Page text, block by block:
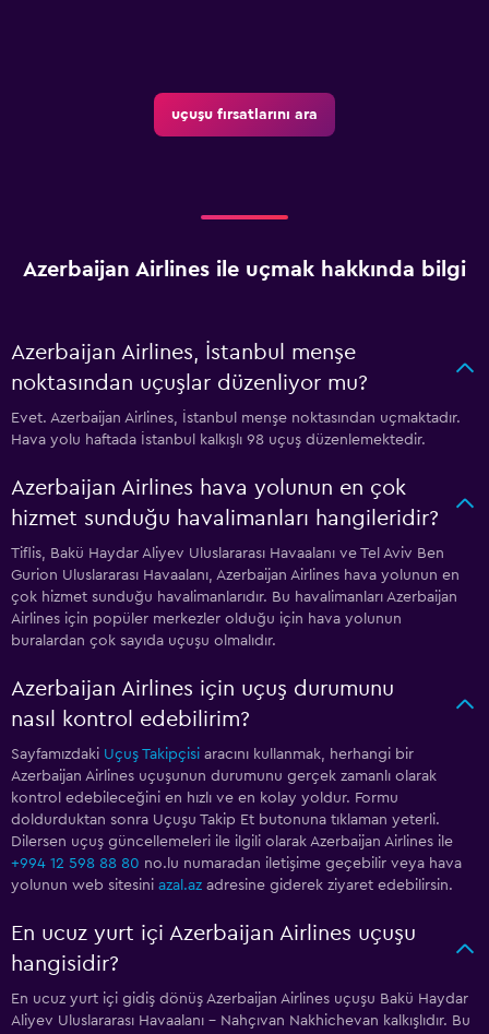
uçuşu fırsatlarını ara
Azerbaijan Airlines ile uçmak hakkında bilgi
Azerbaijan Airlines, İstanbul menşe
noktasından uçuşlar düzenliyor mu?
Evet. Azerbaijan Airlines, İstanbul menşe noktasından uçmaktadır.
Hava yolu haftada İstanbul kalkışlı 98 uçuş düzenlemektedir.
Azerbaijan Airlines hava yolunun en çok
hizmet sunduğu havalimanları hangileridir?
Tiflis, Bakü Haydar Aliyev Uluslararası Havaalanı ve Tel Aviv Ben
Gurion Uluslararası Havaalanı, Azerbaijan Airlines hava yolunun en
çok hizmet sunduğu havalimanlarıdır. Bu havalimanları Azerbaijan
Airlines için popüler merkezler olduğu için hava yolunun
buralardan çok sayıda uçuşu olmalıdır.
Azerbaijan Airlines için uçuş durumunu
nasıl kontrol edebilirim?
Sayfamızdaki Uçuş Takipçisi aracını kullanmak, herhangi bir
Azerbaijan Airlines uçuşunun durumunu gerçek zamanlı olarak
kontrol edebileceğini en hızlı ve en kolay yoldur. Formu
doldurduktan sonra Uçuşu Takip Et butonuna tıklaman yeterli.
Dilersen uçuş güncellemeleri ile ilgili olarak Azerbaijan Airlines ile
+994 12 598 88 80 no.lu numaradan iletişime geçebilir veya hava
yolunun web sitesini azal.az adresine giderek ziyaret edebilirsin.
En ucuz yurt içi Azerbaijan Airlines uçuşu
hangisidir?
En ucuz yurt içi gidiş dönüş Azerbaijan Airlines uçuşu Bakü Haydar
Aliyev Uluslararası Havaalanı - Nahçıvan Nakhichevan kalkışlıdır. Bu